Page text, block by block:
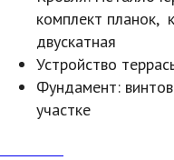
комплект планок,
двускатная
Устройство
Фундамент:
участке